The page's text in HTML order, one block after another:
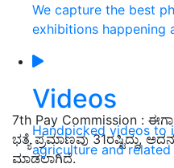
We capture the best
exhibitions happening
Videos
Handpicked videos to
agriculture and
7th Pay Commission :
ಭತ್ಯೆ ಪ್ರಮಾಣವು 31ರಷ್ಟಿದ್ದು,
ಮಾಡಲಾಗಿದೆ.